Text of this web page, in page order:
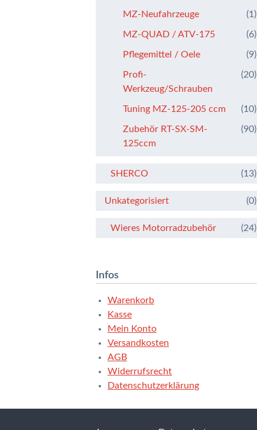
MZ-Neufahrzeuge (1)
MZ-QUAD / ATV-175 (6)
Pflegemittel / Oele (9)
Profi-
Werkzeug/Schrauben
(20)
Tuning MZ-125-205 ccm (10)
Zubehör RT-SX-SM-
125ccm
(90)
SHERCO (13)
Unkategorisiert (0)
Wieres Motorradzubehör (24)
Infos
Warenkorb
Kasse
Mein Konto
Versandkosten
AGB
Widerrufsrecht
Datenschutzerklärung